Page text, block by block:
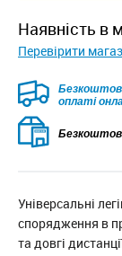
наявність в
Перевірити
оплаті
Універсальні
спорядження в
та довгі